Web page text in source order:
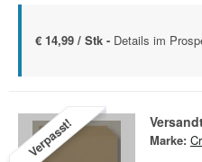
€ 14,99 / Stk - Details im
Verpasst! Marke: